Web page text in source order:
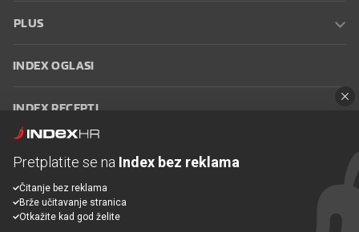
PLUS
INDEX OGLASI
INDEX RECEPTI
Oglašavanje Zaposli se na Indexu
korištenja
Postavke kolačića
Pretplatite se na Index bez reklama
Čitanje bez reklama
Brže učitavanje stranica
Otkažite kad god želite